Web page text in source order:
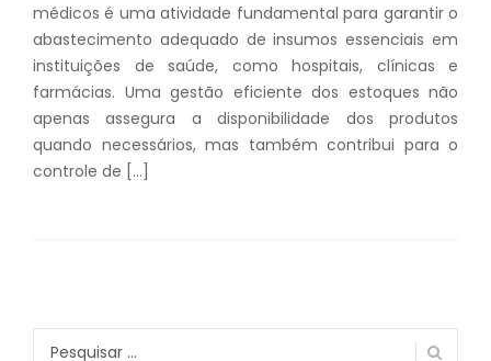
médicos é uma atividade fundamental para garantir o
abastecimento adequado de insumos essenciais em
instituições de saúde, como hospitais, clínicas e
farmácias. Uma gestão eficiente dos estoques não
apenas assegura a disponibilidade dos produtos
quando necessários, mas também contribui para o
controle de […]